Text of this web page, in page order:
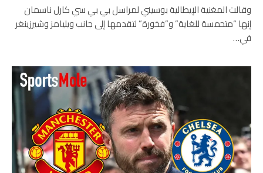
وقالت المغنية الإيطالية بوسيني لمراسل بي بي سي كارل ناسمان
إنها “متحمسة للغاية” و”فخورة” لتقدمها إلى جانب ويليامز وشيرزينغر
في…